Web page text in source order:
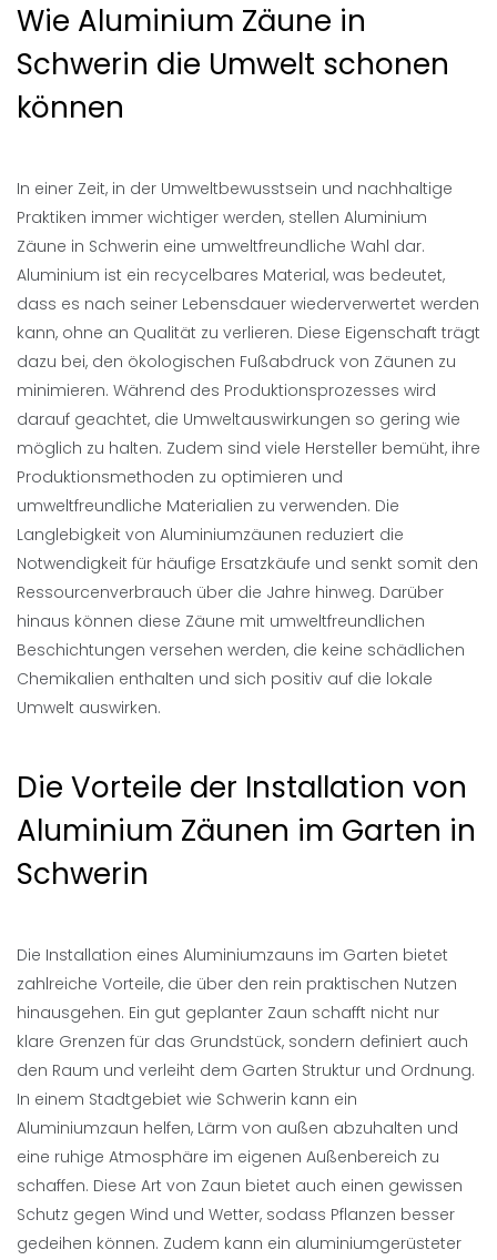
Wie Aluminium Zäune in
Schwerin die Umwelt schonen
können
In einer Zeit, in der Umweltbewusstsein und nachhaltige
Praktiken immer wichtiger werden, stellen Aluminium
Zäune in Schwerin eine umweltfreundliche Wahl dar.
Aluminium ist ein recycelbares Material, was bedeutet,
dass es nach seiner Lebensdauer wiederverwertet werden
kann, ohne an Qualität zu verlieren. Diese Eigenschaft trägt
dazu bei, den ökologischen Fußabdruck von Zäunen zu
minimieren. Während des Produktionsprozesses wird
darauf geachtet, die Umweltauswirkungen so gering wie
möglich zu halten. Zudem sind viele Hersteller bemüht, ihre
Produktionsmethoden zu optimieren und
umweltfreundliche Materialien zu verwenden. Die
Langlebigkeit von Aluminiumzäunen reduziert die
Notwendigkeit für häufige Ersatzkäufe und senkt somit den
Ressourcenverbrauch über die Jahre hinweg. Darüber
hinaus können diese Zäune mit umweltfreundlichen
Beschichtungen versehen werden, die keine schädlichen
Chemikalien enthalten und sich positiv auf die lokale
Umwelt auswirken.
Die Vorteile der Installation von
Aluminium Zäunen im Garten in
Schwerin
Die Installation eines Aluminiumzauns im Garten bietet
zahlreiche Vorteile, die über den rein praktischen Nutzen
hinausgehen. Ein gut geplanter Zaun schafft nicht nur
klare Grenzen für das Grundstück, sondern definiert auch
den Raum und verleiht dem Garten Struktur und Ordnung.
In einem Stadtgebiet wie Schwerin kann ein
Aluminiumzaun helfen, Lärm von außen abzuhalten und
eine ruhige Atmosphäre im eigenen Außenbereich zu
schaffen. Diese Art von Zaun bietet auch einen gewissen
Schutz gegen Wind und Wetter, sodass Pflanzen besser
gedeihen können. Zudem kann ein aluminiumgerüsteter